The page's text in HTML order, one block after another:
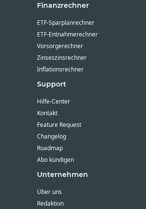
Finanzrechner
ETF-Sparplanrechner
ETF-Entnahmerechner
Vorsorgerechner
Zinseszinsrechner
Inflationsrechner
Support
Hilfe-Center
Kontakt
Feature Request
Changelog
Roadmap
Abo kündigen
Unternehmen
Über uns
Redaktion